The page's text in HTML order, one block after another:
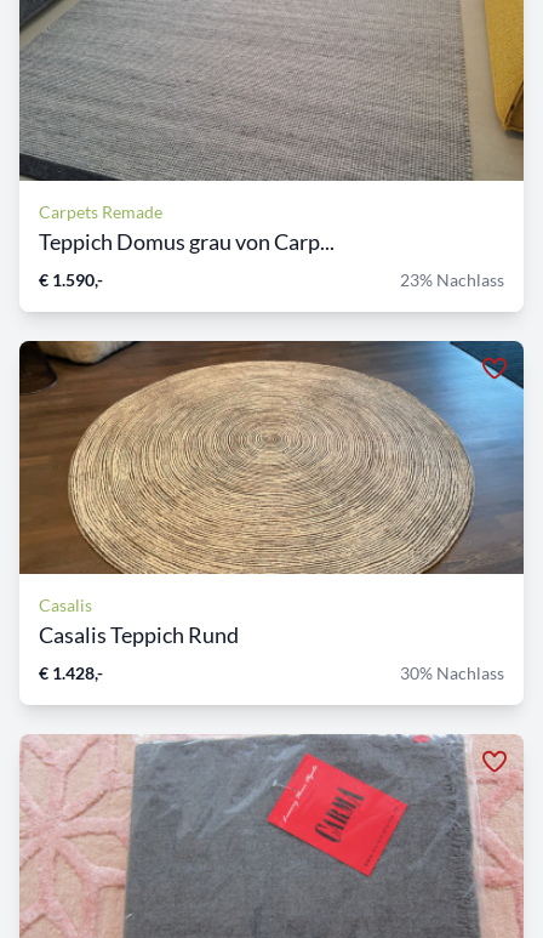
Carpets Remade
Teppich Domus grau von Carp...
€ 1.590,- 23% Nachlass
Casalis
Casalis Teppich Rund
€ 1.428,- 30% Nachlass